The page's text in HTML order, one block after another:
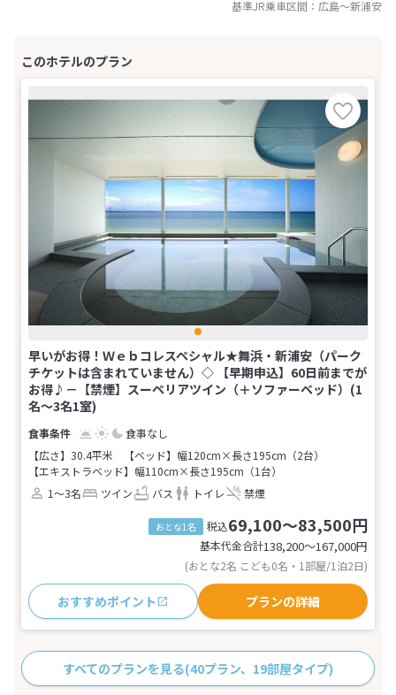
基準JR乗車区間： 広島～新浦安
早いがお得！Ｗｅｂコレスペシャル★舞浜・新浦安（パーク
チケットは含まれていません）◇ 【早期申込】60日前までが
お得♪－【禁煙】スーペリアツイン（＋ソファーベッド）(1
名～3名1室)
食事なし
【広さ】30.4平米
【ベッド】幅120cm×長さ195cm（2台）
【エキストラベッド】幅110cm×長さ195cm（1台）
1～3名
ツイン バス トイレ 禁煙
おとな1名 税込69,100～83,500円
基本代金合計138,200〜167,000円
(おとな2名 こども0名・1部屋/1泊2日)
おすすめポイント プランの詳細
すべてのプランを見る(40プラン、19部屋タイプ)